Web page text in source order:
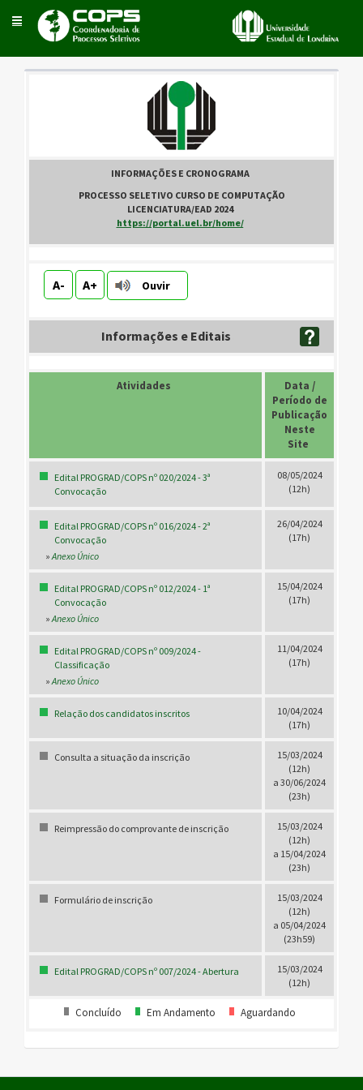
Toggle
navigation
INFORMAÇÕES E CRONOGRAMA.
PROCESSO SELETIVO CURSO DE COMPUTAÇÃO
LICENCIATURA/EAD 2024.
https://portal.uel.br/home/.
A- A+ Ouvir
Informações e Editais
Atividades
Data /
Período de
Publicação
Neste
Site
Edital PROGRAD/COPS nº 020/2024 - 3ª
Convocação
08/05/2024
(12h)
Edital PROGRAD/COPS nº 016/2024 - 2ª
Convocação
»Anexo Único
26/04/2024
(17h)
Edital PROGRAD/COPS nº 012/2024 - 1ª
Convocação
»Anexo Único
15/04/2024
(17h)
Edital PROGRAD/COPS nº 009/2024 -
Classificação
»Anexo Único
11/04/2024
(17h)
Relação dos candidatos inscritos
10/04/2024
(17h)
Consulta a situação da inscrição
15/03/2024
(12h)
a 30/06/2024
(23h)
Reimpressão do comprovante de inscrição
15/03/2024
(12h)
a 15/04/2024
(23h)
Formulário de inscrição
15/03/2024
(12h)
a 05/04/2024
(23h59)
Edital PROGRAD/COPS nº 007/2024 - Abertura
15/03/2024
(12h)
Concluído Em Andamento Aguardando